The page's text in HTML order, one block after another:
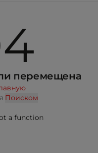
перемещена
Поиском
a function